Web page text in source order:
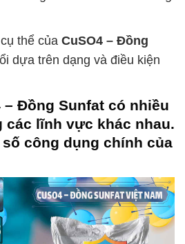
thể của CuSO4 – Đồng
dựa trên dạng và điều kiện
– Đồng Sunfat có nhiều
các lĩnh vực khác nhau.
công dụng chính của